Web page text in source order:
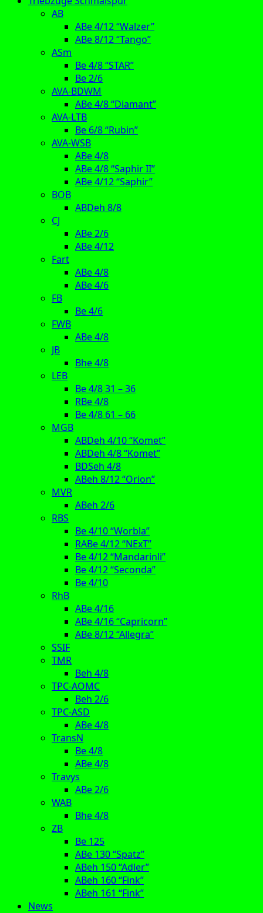
AB
ABe 4/12 “Walzer”
ABe 8/12 “Tango”
ASm
Be 4/8 “STAR”
Be 2/6
AVA-BDWM
ABe 4/8 “Diamant”
AVA-LTB
Be 6/8 “Rubin”
AVA-WSB
ABe 4/8
ABe 4/8 “Saphir II”
ABe 4/12 “Saphir”
BOB
ABDeh 8/8
CJ
ABe 2/6
ABe 4/12
Fart
ABe 4/8
ABe 4/6
FB
Be 4/6
FWB
ABe 4/8
JB
Bhe 4/8
LEB
Be 4/8 31 – 36
RBe 4/8
Be 4/8 61 – 66
MGB
ABDeh 4/10 “Komet”
ABDeh 4/8 “Komet”
BDSeh 4/8
ABeh 8/12 “Orion”
MVR
ABeh 2/6
RBS
Be 4/10 “Worbla”
RABe 4/12 “NExT”
Be 4/12 “Mandarinli”
Be 4/12 “Seconda”
Be 4/10
RhB
ABe 4/16
ABe 4/16 “Capricorn”
ABe 8/12 “Allegra”
SSIF
TMR
Beh 4/8
TPC-AOMC
Beh 2/6
TPC-ASD
ABe 4/8
TransN
Be 4/8
ABe 4/8
Travys
ABe 2/6
WAB
Bhe 4/8
ZB
Be 125
ABe 130 “Spatz”
ABeh 150 “Adler”
ABeh 160 “Fink”
ABeh 161 “Fink”
News